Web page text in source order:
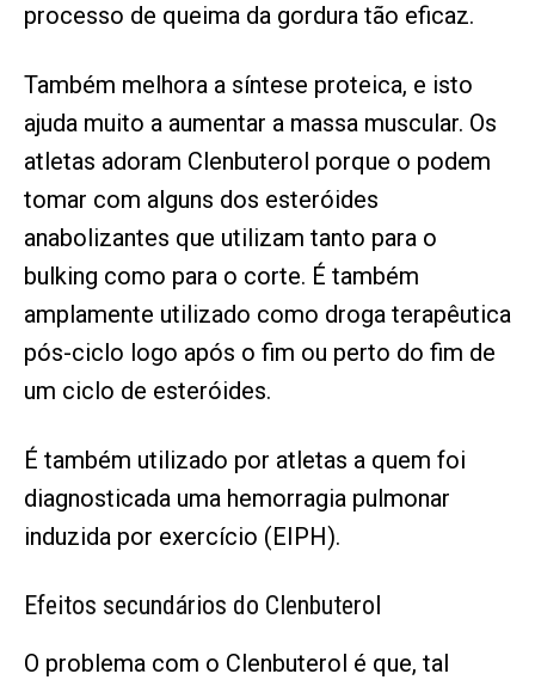
processo de queima da gordura tão eficaz.
Também melhora a síntese proteica, e isto
ajuda muito a aumentar a massa muscular. Os
atletas adoram Clenbuterol porque o podem
tomar com alguns dos esteróides
anabolizantes que utilizam tanto para o
bulking como para o corte. É também
amplamente utilizado como droga terapêutica
pós-ciclo logo após o fim ou perto do fim de
um ciclo de esteróides.
É também utilizado por atletas a quem foi
diagnosticada uma hemorragia pulmonar
induzida por exercício (EIPH).
Efeitos secundários do Clenbuterol
O problema com o Clenbuterol é que, tal